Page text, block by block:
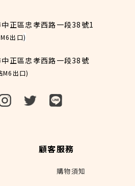
正區忠孝西路一段38號1
出口)
正區忠孝西路一段38號
M6出口)
顧客服務
購物須知